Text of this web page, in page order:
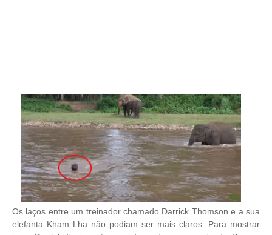
Os laços entre um treinador chamado Darrick Thomson e a sua
elefanta Kham Lha não podiam ser mais claros. Para mostrar